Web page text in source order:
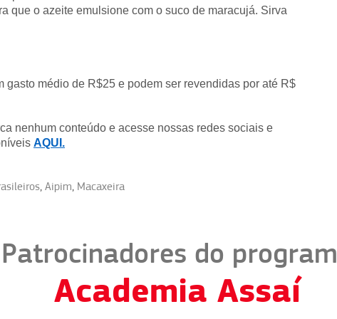
que o azeite emulsione com o suco de maracujá. Sirva
gasto médio de R$25 e podem ser revendidas por até R$
nenhum conteúdo e acesse nossas redes sociais e
AQUI.
, Aipim, Macaxeira
Patrocinadores do
Academia Assaí